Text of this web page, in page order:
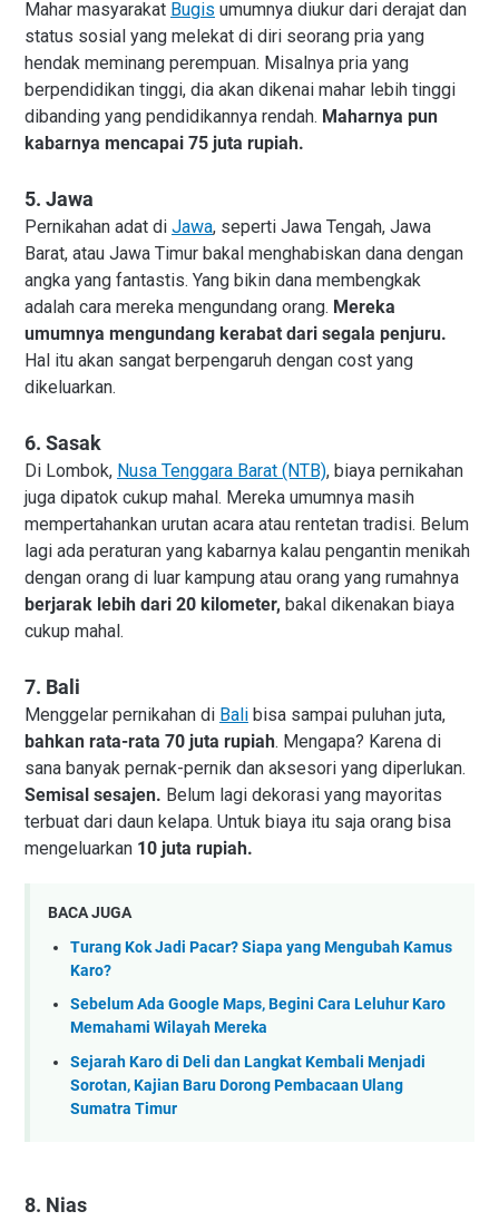
Mahar masyarakat Bugis umumnya diukur dari derajat dan
status sosial yang melekat di diri seorang pria yang
hendak meminang perempuan. Misalnya pria yang
berpendidikan tinggi, dia akan dikenai mahar lebih tinggi
dibanding yang pendidikannya rendah. Maharnya pun
kabarnya mencapai 75 juta rupiah.
5. Jawa
Pernikahan adat di Jawa, seperti Jawa Tengah, Jawa
Barat, atau Jawa Timur bakal menghabiskan dana dengan
angka yang fantastis. Yang bikin dana membengkak
adalah cara mereka mengundang orang. Mereka
umumnya mengundang kerabat dari segala penjuru.
Hal itu akan sangat berpengaruh dengan cost yang
dikeluarkan.
6. Sasak
Di Lombok, Nusa Tenggara Barat (NTB), biaya pernikahan
juga dipatok cukup mahal. Mereka umumnya masih
mempertahankan urutan acara atau rentetan tradisi. Belum
lagi ada peraturan yang kabarnya kalau pengantin menikah
dengan orang di luar kampung atau orang yang rumahnya
berjarak lebih dari 20 kilometer, bakal dikenakan biaya
cukup mahal.
7. Bali
Menggelar pernikahan di Bali bisa sampai puluhan juta,
bahkan rata-rata 70 juta rupiah. Mengapa? Karena di
sana banyak pernak-pernik dan aksesori yang diperlukan.
Semisal sesajen. Belum lagi dekorasi yang mayoritas
terbuat dari daun kelapa. Untuk biaya itu saja orang bisa
mengeluarkan 10 juta rupiah.
BACA JUGA
Turang Kok Jadi Pacar? Siapa yang Mengubah Kamus
Karo?
Sebelum Ada Google Maps, Begini Cara Leluhur Karo
Memahami Wilayah Mereka
Sejarah Karo di Deli dan Langkat Kembali Menjadi
Sorotan, Kajian Baru Dorong Pembacaan Ulang
Sumatra Timur
8. Nias